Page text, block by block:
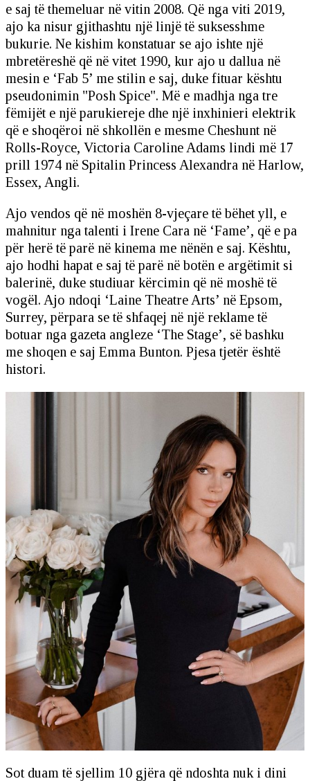
e saj të themeluar në vitin 2008. Që nga viti 2019,
ajo ka nisur gjithashtu një linjë të suksesshme
bukurie. Ne kishim konstatuar se ajo ishte një
mbretëreshë që në vitet 1990, kur ajo u dallua në
mesin e ‘Fab 5’ me stilin e saj, duke fituar kështu
pseudonimin "Posh Spice". Më e madhja nga tre
fëmijët e një parukiereje dhe një inxhinieri elektrik
që e shoqëroi në shkollën e mesme Cheshunt në
Rolls-Royce, Victoria Caroline Adams lindi më 17
prill 1974 në Spitalin Princess Alexandra në Harlow,
Essex, Angli.
Ajo vendos që në moshën 8-vjeçare të bëhet yll, e
mahnitur nga talenti i Irene Cara në ‘Fame’, që e pa
për herë të parë në kinema me nënën e saj. Kështu,
ajo hodhi hapat e saj të parë në botën e argëtimit si
balerinë, duke studiuar kërcimin që në moshë të
vogël. Ajo ndoqi ‘Laine Theatre Arts’ në Epsom,
Surrey, përpara se të shfaqej në një reklame të
botuar nga gazeta angleze ‘The Stage’, së bashku
me shoqen e saj Emma Bunton. Pjesa tjetër është
histori.
Sot duam të sjellim 10 gjëra që ndoshta nuk i dini